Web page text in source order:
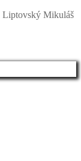
Liptovský Mikuláš